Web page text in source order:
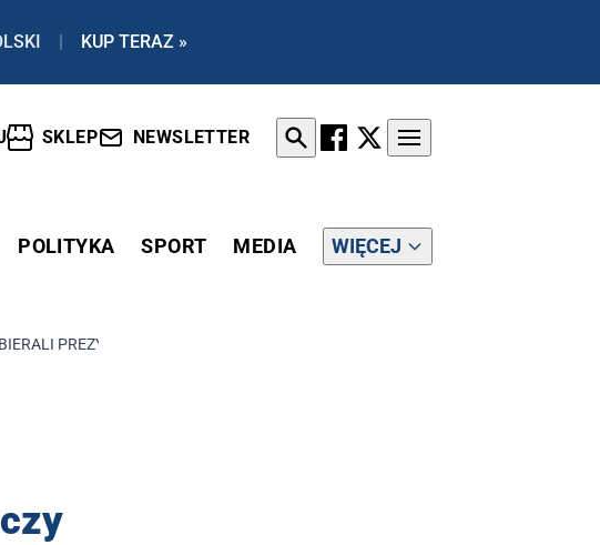
| KUP TERAZ »
SKLEP NEWSLETTER
POLITYKA SPORT MEDIA WIĘCEJ
PREZYDENTA!